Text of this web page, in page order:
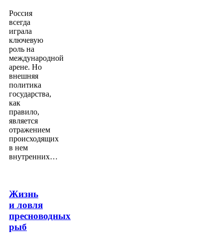
Россия
всегда
играла
ключевую
роль на
международной
арене. Но
внешняя
политика
государства,
как
правило,
является
отражением
происходящих
в нем
внутренних…
Жизнь
и ловля
пресноводных
рыб